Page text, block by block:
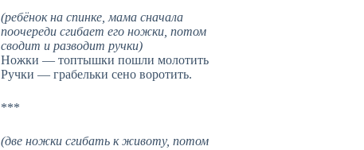
(ребёнок на спинке, мама сначала
поочереди сгибает его ножки, потом
сводит и разводит ручки)
Ножки — топтышки пошли молотить
Ручки — грабельки сено воротить.
***
(две ножки сгибать к животу, потом